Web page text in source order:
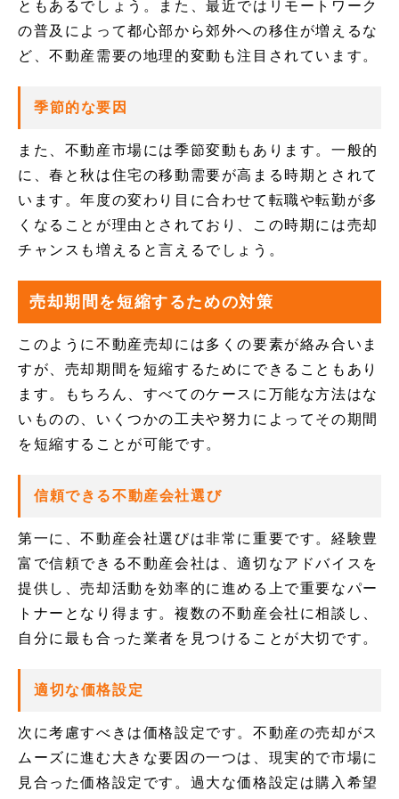
ともあるでしょう。また、最近ではリモートワーク
の普及によって都心部から郊外への移住が増えるな
ど、不動産需要の地理的変動も注目されています。
季節的な要因
また、不動産市場には季節変動もあります。一般的
に、春と秋は住宅の移動需要が高まる時期とされて
います。年度の変わり目に合わせて転職や転勤が多
くなることが理由とされており、この時期には売却
チャンスも増えると言えるでしょう。
売却期間を短縮するための対策
このように不動産売却には多くの要素が絡み合いま
すが、売却期間を短縮するためにできることもあり
ます。もちろん、すべてのケースに万能な方法はな
いものの、いくつかの工夫や努力によってその期間
を短縮することが可能です。
信頼できる不動産会社選び
第一に、不動産会社選びは非常に重要です。経験豊
富で信頼できる不動産会社は、適切なアドバイスを
提供し、売却活動を効率的に進める上で重要なパー
トナーとなり得ます。複数の不動産会社に相談し、
自分に最も合った業者を見つけることが大切です。
適切な価格設定
次に考慮すべきは価格設定です。不動産の売却がス
ムーズに進む大きな要因の一つは、現実的で市場に
見合った価格設定です。過大な価格設定は購入希望